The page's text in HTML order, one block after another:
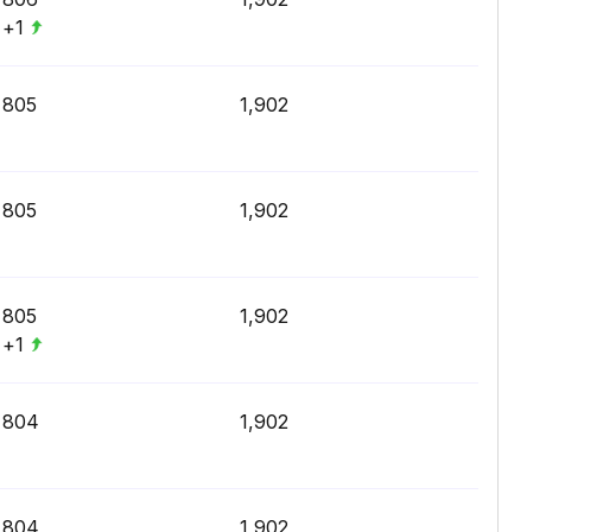
+1
805 1,902
805 1,902
805
+1
1,902
804 1,902
804 1,902